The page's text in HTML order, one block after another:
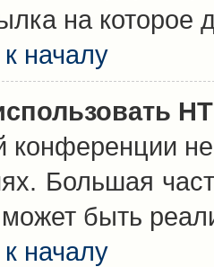
на
началу
конференции
Большая
быть
началу